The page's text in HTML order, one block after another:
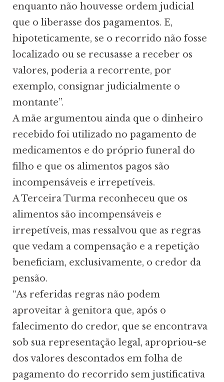
enquanto não houvesse ordem judicial
que o liberasse dos pagamentos. E,
hipoteticamente, se o recorrido não fosse
localizado ou se recusasse a receber os
valores, poderia a recorrente, por
exemplo, consignar judicialmente o
montante”.
A mãe argumentou ainda que o dinheiro
recebido foi utilizado no pagamento de
medicamentos e do próprio funeral do
filho e que os alimentos pagos são
incompensáveis e irrepetíveis.
A Terceira Turma reconheceu que os
alimentos são incompensáveis e
irrepetíveis, mas ressalvou que as regras
que vedam a compensação e a repetição
beneficiam, exclusivamente, o credor da
pensão.
“As referidas regras não podem
aproveitar à genitora que, após o
falecimento do credor, que se encontrava
sob sua representação legal, apropriou-se
dos valores descontados em folha de
pagamento do recorrido sem justificativa